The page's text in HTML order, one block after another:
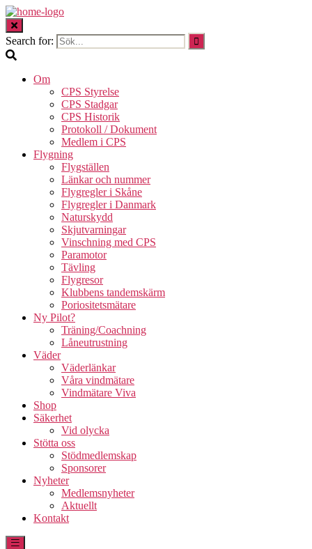
Search for:
Om
CPS Styrelse
CPS Stadgar
CPS Historik
Protokoll / Dokument
Medlem i CPS
Flygning
Flygställen
Länkar och nummer
Flygregler i Skåne
Flygregler i Danmark
Naturskydd
Skjutvarningar
Vinschning med CPS
Paramotor
Tävling
Flygresor
Klubbens tandemskärm
Poriositetsmätare
Ny Pilot?
Träning/Coachning
Låneutrustning
Väder
Väderlänkar
Våra vindmätare
Vindmätare Viva
Shop
Säkerhet
Vid olycka
Stötta oss
Stödmedlemskap
Sponsorer
Nyheter
Medlemsnyheter
Aktuellt
Kontakt